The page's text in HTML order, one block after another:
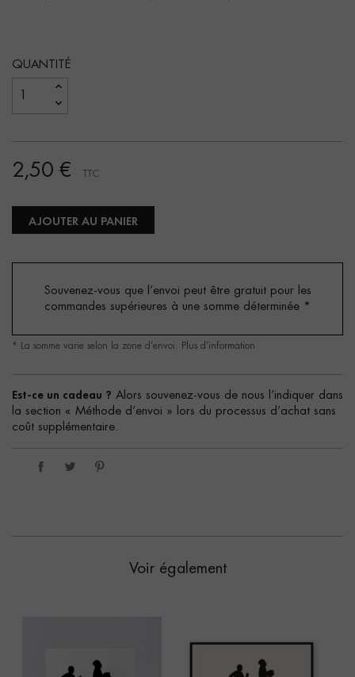
QUANTITÉ
2,50 € TTC
AJOUTER AU PANIER
Souvenez-vous que l’envoi peut être gratuit pour les
commandes supérieures à une somme déterminée *
* La somme varie selon la zone d’envoi. Plus d’information
Est-ce un cadeau ? Alors souvenez-vous de nous l’indiquer dans
la section « Méthode d’envoi » lors du processus d’achat sans
coût supplémentaire.
Voir également